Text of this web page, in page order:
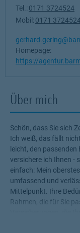
Über mich
Schön, dass Sie sich
Ich weiß, das fällt
leicht, den passenden
versichere ich Ihnen -
einfach: Mein
umfassend und
Mittelpunkt. Ihre
Rahmen, die für Sie
Tel.: 0171 3724524
Mobil: 0171
Homepage:
https://